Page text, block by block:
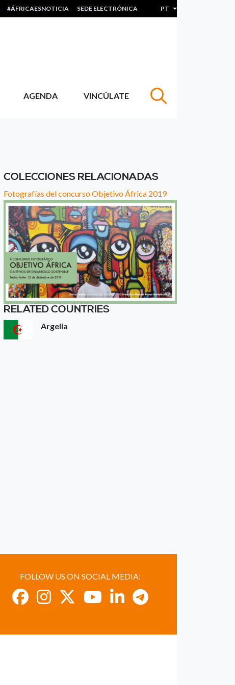
#ÁFRICAESNOTICIA SEDE ELECTRÓNICA PT Lista de ações
AGENDA VINCÚLATE
COLECCIONES RELACIONADAS
Fotografías del concurso Objetivo África 2019
RELATED COUNTRIES
Argelia
FOLLOW US ON SOCIAL MEDIA: